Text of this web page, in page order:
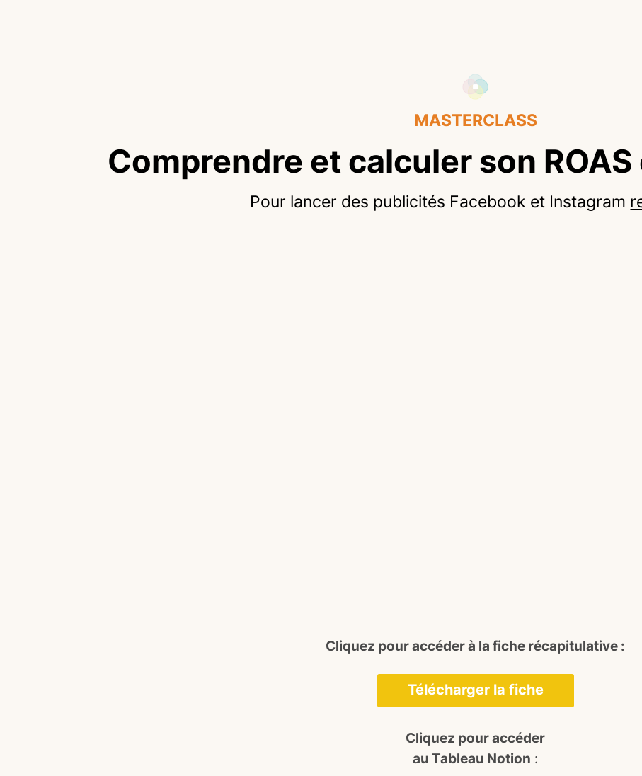
MASTERCLASS
Comprendre et calculer son
Pour lancer des publicités Facebook et Instagram
Cliquez pour accéder à la fiche récapitulative :
Télécharger la fiche
Cliquez pour accéder
au Tableau Notion :